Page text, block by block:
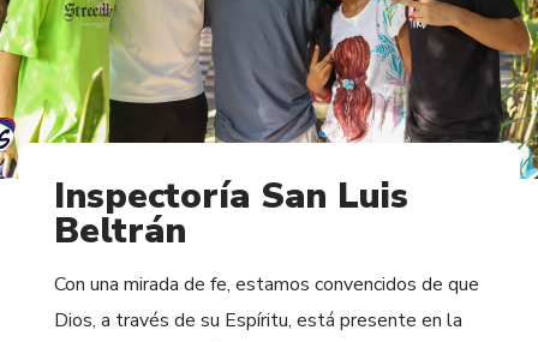
Inspectoría San Luis
Beltrán
Con una mirada de fe, estamos convencidos de que
Dios, a través de su Espíritu, está presente en la